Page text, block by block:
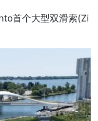
首个大型双滑索(Zi